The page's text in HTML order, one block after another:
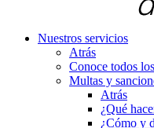
Nuestros servicios
Atrás
Conoce todos
Multas y
Atrás
¿Qué
¿Cómo y